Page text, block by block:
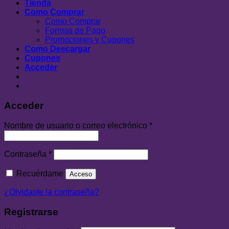
Tienda
Como Comprar
Como Comprar
Formas de Pago
Promociones y Cupones
Como Descargar
Cupones
Acceder
Acceder
Nombre de usuario o correo electrónico *
Contraseña *
Recuérdame Acceso
¿Olvidaste la contraseña?
Registrarse